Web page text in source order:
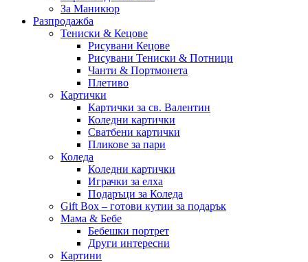
За Маникюр
Разпродажба
Тениски & Кецове
Рисувани Кецове
Рисувани Тениски & Потници
Чанти & Портмонета
Плетиво
Картички
Картички за св. Валентин
Коледни картички
Сватбени картички
Пликове за пари
Коледа
Коледни картички
Играчки за елха
Подаръци за Коледа
Gift Box – готови кутии за подарък
Мама & Бебе
Бебешки портрет
Други интересни
Картини